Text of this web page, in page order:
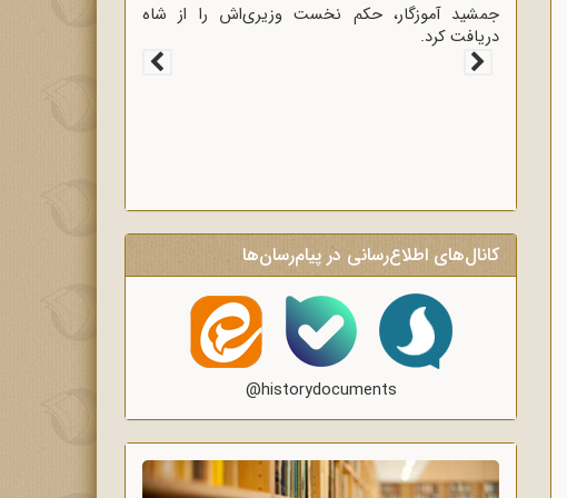
آغاز سخنرانی‌های انتقادی و روشنگر وعاظ در لبیک به
پیام امام به وعاظ و روحانیون برای روشنگری و
آگاه‌سازی در منبرهای ماه رمضان.
کانال‌های اطلاع‌رسانی در پیام‌رسان‌ها
@historydocuments